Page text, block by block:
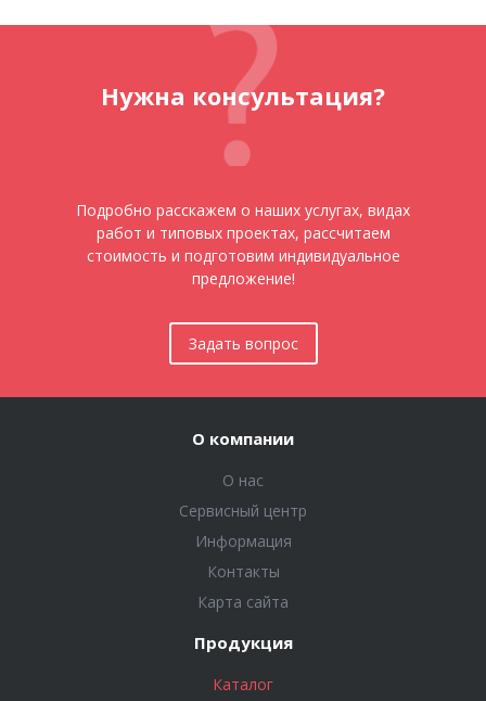
Нужна консультация?
Подробно расскажем о наших услугах, видах
работ и типовых проектах, рассчитаем
стоимость и подготовим индивидуальное
предложение!
Задать вопрос
О компании
О нас
Сервисный центр
Информация
Контакты
Карта сайта
Продукция
Каталог